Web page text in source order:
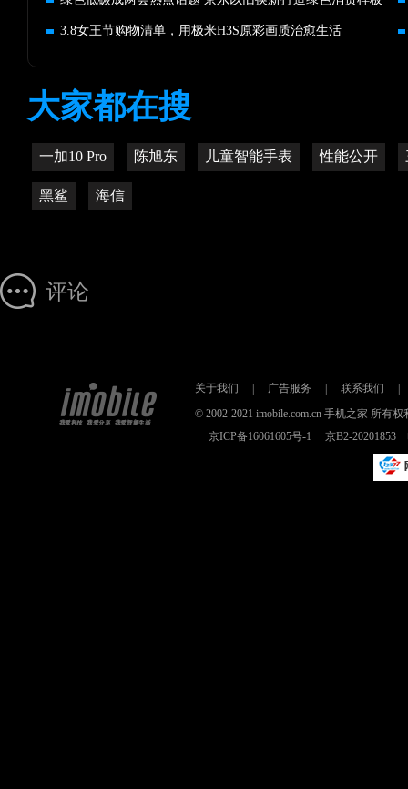
3.8女王节购物清单，用极米H3S原彩画质治愈生活
大家都在搜
一加10 Pro 陈旭东 儿童智能手表 性能公开
黑鲨 海信
评论
关于我们 广告服务 联系我们
© 2002-2021 imobile.com.cn 手机之家 所有
京ICP备16061605号-1
京B2-20201853